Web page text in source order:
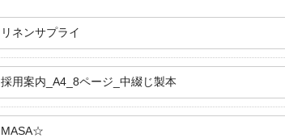
リネンサプライ
採用案内_A4_8ページ_中綴じ製本
MASA☆